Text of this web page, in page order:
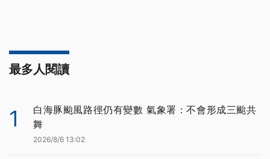
最多人閱讀
1
白海豚颱風路徑仍有變數 氣象署：不會形成三颱共
舞
2026/8/6 13:02